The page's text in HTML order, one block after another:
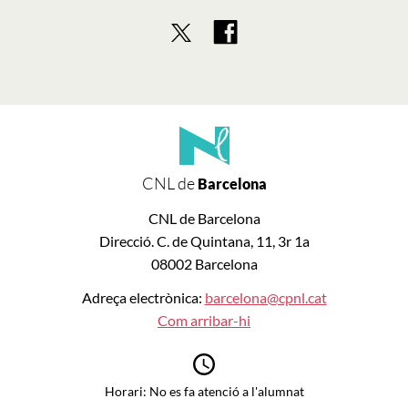
CNL deBarcelona
CNL de Barcelona
Direcció. C. de Quintana, 11, 3r 1a
08002 Barcelona
Adreça electrònica: barcelona@cpnl.cat
Com arribar-hi
Horari: No es fa atenció a l'alumnat